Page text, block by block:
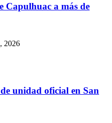
Capulhuac a más de
2026
unidad oficial en San